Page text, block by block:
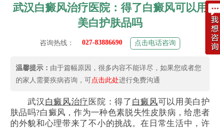
武汉白癜风治疗医院：得了白癜风可以用
美白护肤品吗
咨询热线： 027-83886690 点击电话咨询
温馨提示： 由于篇幅原因，很多内容不能详尽，如果您或者您
的家人需要疾病咨询，可点击此处进行免费沟通
武汉 白癜风治疗 医院：得了 白癜风可以用美白护
肤品吗?白癜风，作为一种色素脱失性皮肤病，给患者
的外貌和心理带来了不小的挑战。在日常生活中，许